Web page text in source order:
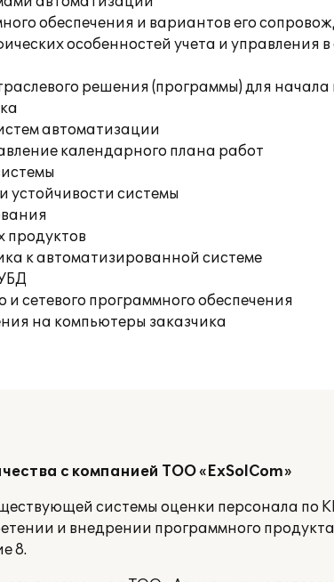
обеспечения и вариантов его
особенностей учета и управления
решения (программы) для начала
автоматизации
календарного плана работ
системы
к автоматизированной системе
сетевого программного обеспечения
на компьютеры заказчика
с компанией ТОО «ExSolCom»
системы оценки персонала по
и внедрении программного
8.